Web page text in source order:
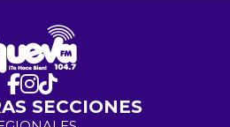
SECCIONES